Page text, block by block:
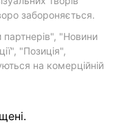
забороняється.
"Новини
"Позиція",
на комерційній